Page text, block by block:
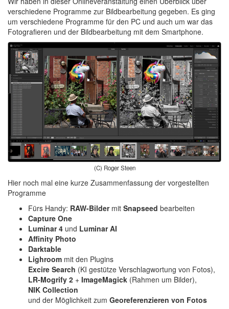
verschiedene Programme zur Bildbearbeitung gegeben. Es ging
um verschiedene Programme für den PC und auch um war das
Fotografieren und der Bildbearbeitung mit dem Smartphone.
(C) Roger Steen
Hier noch mal eine kurze Zusammenfassung der vorgestellten
Programme
Fürs Handy: RAW-Bildermit Snapseed bearbeiten
Capture One
Luminar 4 und Luminar AI
Affinity Photo
Darktable
Lighroom mit den Plugins
Excire Search (KI gestütze Verschlagwortung von Fotos),
LR-Mogrify 2 + ImageMagick (Rahmen um Bilder),
NIK Collection
und der Möglichkeit zum Georeferenzieren von Fotos